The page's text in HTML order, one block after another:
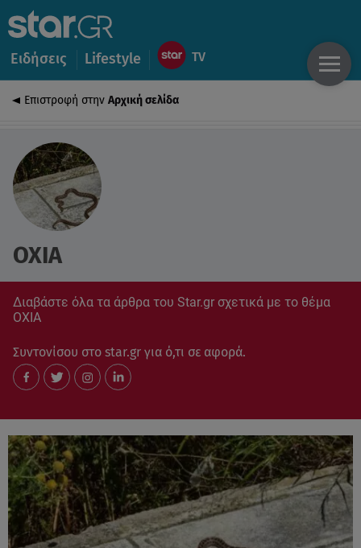
Ειδήσεις Lifestyle
Επιστροφή στην Αρχική σελίδα
ΟΧΙΑ
Διαβάστε όλα τα άρθρα του Star.gr σχετικά με το θέμα
ΟΧΙΑ
Συντονίσου στο star.gr για ό,τι σε αφορά.